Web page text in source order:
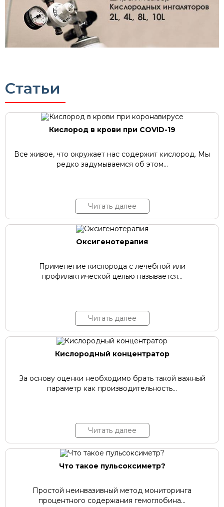
Статьи
Кислород в крови при COVID-19
Все живое, что окружает нас содержит кислород. Мы
редко задумываемся об этом...
Читать далее
Оксигенотерапия
Применение кислорода с лечебной или
профилактической целью называется...
Читать далее
Кислородный концентратор
За основу оценки необходимо брать такой важный
параметр как производительность...
Читать далее
Что такое пульсоксиметр?
Простой неинвазивный метод мониторинга
процентного содержания гемоглобина...